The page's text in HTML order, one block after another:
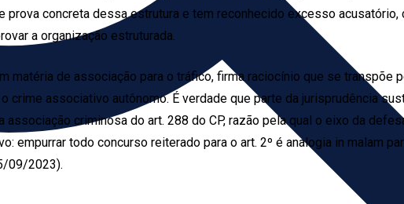
concreta dessa estrutura e tem reconhecido excesso acusatório,
a organização estruturada.
matéria de associação para o tráfico, firma raciocínio que se transpõe
associativo autônomo. É verdade que parte da jurisprudência
criminosa do art. 288 do CP, razão pela qual o eixo da
empurrar todo concurso reiterado para o art. 2º é analogia in malam
09/2023).